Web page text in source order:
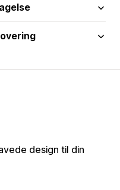
design til din